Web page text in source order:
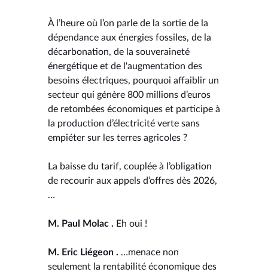
À l’heure où l’on parle de la sortie de la
dépendance aux énergies fossiles, de la
décarbonation, de la souveraineté
énergétique et de l'augmentation des
besoins électriques, pourquoi affaiblir un
secteur qui génère 800 millions d’euros
de retombées économiques et participe à
la production d’électricité verte sans
empiéter sur les terres agricoles ?
La baisse du tarif, couplée à l’obligation
de recourir aux appels d’offres dès 2026,
…
M. Paul Molac . Eh oui !
M. Eric Liégeon . …menace non
seulement la rentabilité économique des